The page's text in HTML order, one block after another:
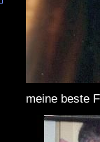
meine beste